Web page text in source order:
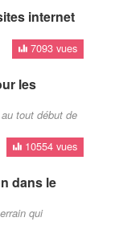
internet
7093 vues
les
tout début de
10554 vues
dans le
qui